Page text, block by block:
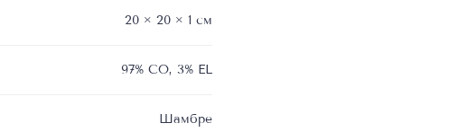
20 × 20 × 1 см
97% CO, 3% EL
Шамбре